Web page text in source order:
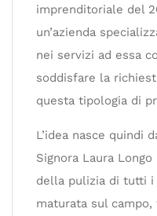
imprenditoriale del
un’azienda
nei servizi ad essa
soddisfare la
questa tipologia di
L’idea nasce quindi
Signora Laura
della pulizia di tutti i
maturata sul